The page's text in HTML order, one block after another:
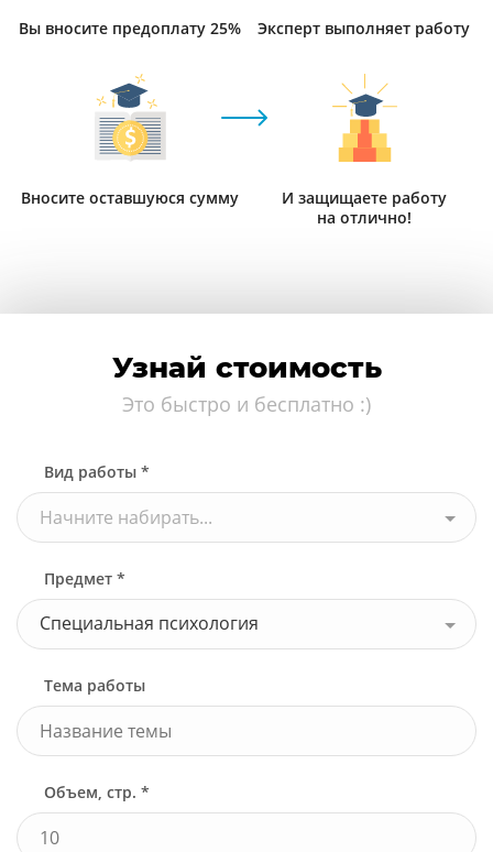
Вы вносите предоплату 25% Эксперт выполняет работу
Вносите оставшуюся сумму
И защищаете работу
на отлично!
Узнай стоимость
Это быстро и бесплатно :)
Вид работы *
Начните набирать...
Предмет *
Специальная психология
Тема работы
Объем, стр. *